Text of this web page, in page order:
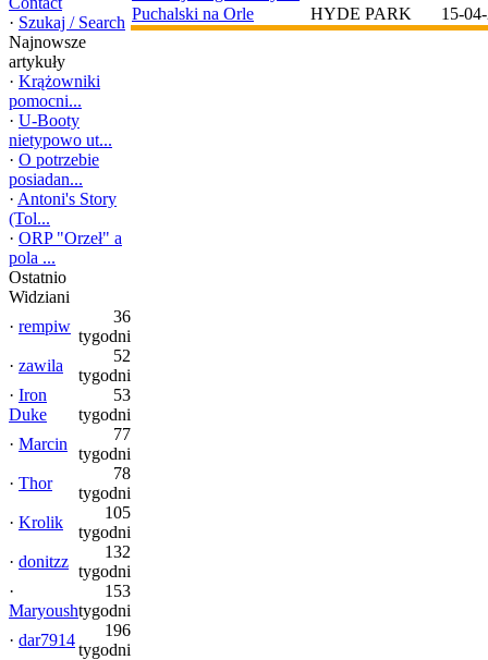
· Szukaj / Search
Najnowsze
artykuły
· Krążowniki
pomocni...
· U-Booty
nietypowo ut...
· O potrzebie
posiadan...
· Antoni's Story
(Tol...
· ORP "Orzeł" a
pola ...
Ostatnio
Widziani
· rempiw
36
tygodni
· zawila
52
tygodni
· Iron
Duke
53
tygodni
· Marcin
77
tygodni
· Thor
78
tygodni
· Krolik
105
tygodni
· donitzz
132
tygodni
·
Maryoush
153
tygodni
· dar7914
196
tygodni
Puchalski na Orle
HYDE PARK 15-